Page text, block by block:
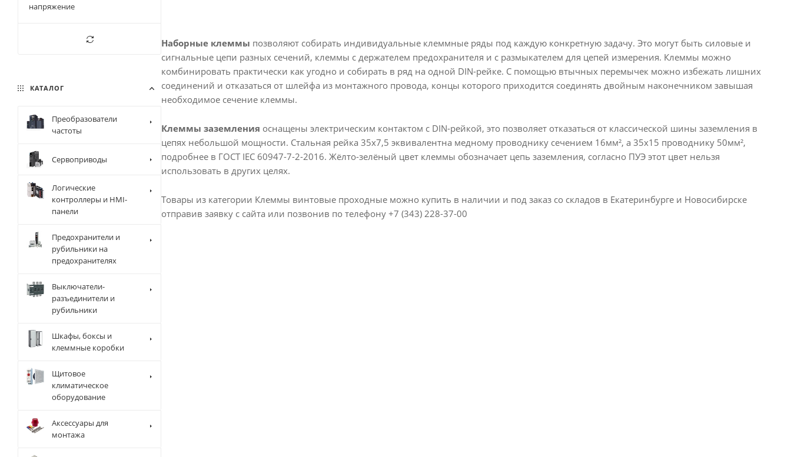
Наборные клеммы позволяют собирать индивидуальные клеммные ряды под каждую конкретную задачу. Это могут быть силовые и
сигнальные цепи разных сечений, клеммы с держателем предохранителя и с размыкателем для цепей измерения. Клеммы можно
комбинировать практически как угодно и собирать в ряд на одной DIN-рейке. С помощью втычных перемычек можно избежать лишних
соединений и отказаться от шлейфа из монтажного провода, концы которого приходится соединять двойным наконечником завышая
необходимое сечение клеммы.
Клеммы заземления оснащены электрическим контактом с DIN-рейкой, это позволяет отказаться от классической шины заземления в
цепях небольшой мощности. Стальная рейка 35х7,5 эквивалентна медному проводнику сечением 16мм², а 35х15 проводнику 50мм²,
подробнее в ГОСТ IEC 60947-7-2-2016. Жёлто-зелёный цвет клеммы обозначает цепь заземления, согласно ПУЭ этот цвет нельзя
использовать в других целях.
Товары из категории Клеммы винтовые проходные можно купить в наличии и под заказ со складов в Екатеринбурге и Новосибирске
отправив заявку с сайта или позвонив по телефону +7 (343) 228-37-00
напряжение
КАТАЛОГ
Преобразователи
частоты
Сервоприводы
Логические
контроллеры и HMI-
панели
Предохранители и
рубильники на
предохранителях
Выключатели-
разъединители и
рубильники
Шкафы, боксы и
клеммные коробки
Щитовое
климатическое
оборудование
Аксессуары для
монтажа